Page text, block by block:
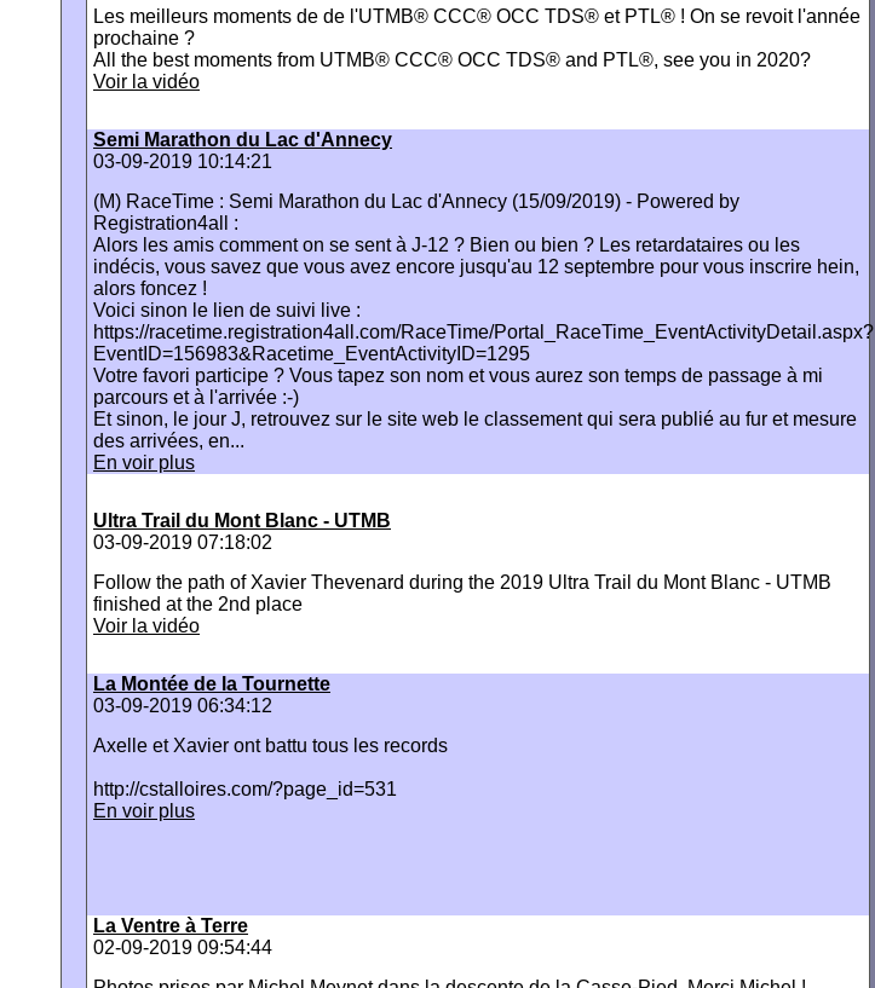
Les meilleurs moments de de l'UTMB® CCC® OCC TDS® et PTL® ! On se revoit l'année
prochaine ?
All the best moments from UTMB® CCC® OCC TDS® and PTL®, see you in 2020?
Voir la vidéo
Semi Marathon du Lac d'Annecy
03-09-2019 10:14:21
(M) RaceTime : Semi Marathon du Lac d'Annecy (15/09/2019) - Powered by
Registration4all :
Alors les amis comment on se sent à J-12 ? Bien ou bien ? Les retardataires ou les
indécis, vous savez que vous avez encore jusqu'au 12 septembre pour vous inscrire hein,
alors foncez !
Voici sinon le lien de suivi live :
https://racetime.registration4all.com/RaceTime/Portal_RaceTime_EventActivityDetail.aspx?
EventID=156983&Racetime_EventActivityID=1295
Votre favori participe ? Vous tapez son nom et vous aurez son temps de passage à mi
parcours et à l'arrivée :-)
Et sinon, le jour J, retrouvez sur le site web le classement qui sera publié au fur et mesure
des arrivées, en...
En voir plus
Ultra Trail du Mont Blanc - UTMB
03-09-2019 07:18:02
Follow the path of Xavier Thevenard during the 2019 Ultra Trail du Mont Blanc - UTMB
finished at the 2nd place
Voir la vidéo
La Montée de la Tournette
03-09-2019 06:34:12
Axelle et Xavier ont battu tous les records
http://cstalloires.com/?page_id=531
En voir plus
La Ventre à Terre
02-09-2019 09:54:44